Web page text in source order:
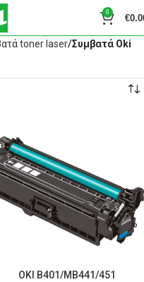
0
€
toner laser Συμβατά Oki
OKI B401/MB441/451